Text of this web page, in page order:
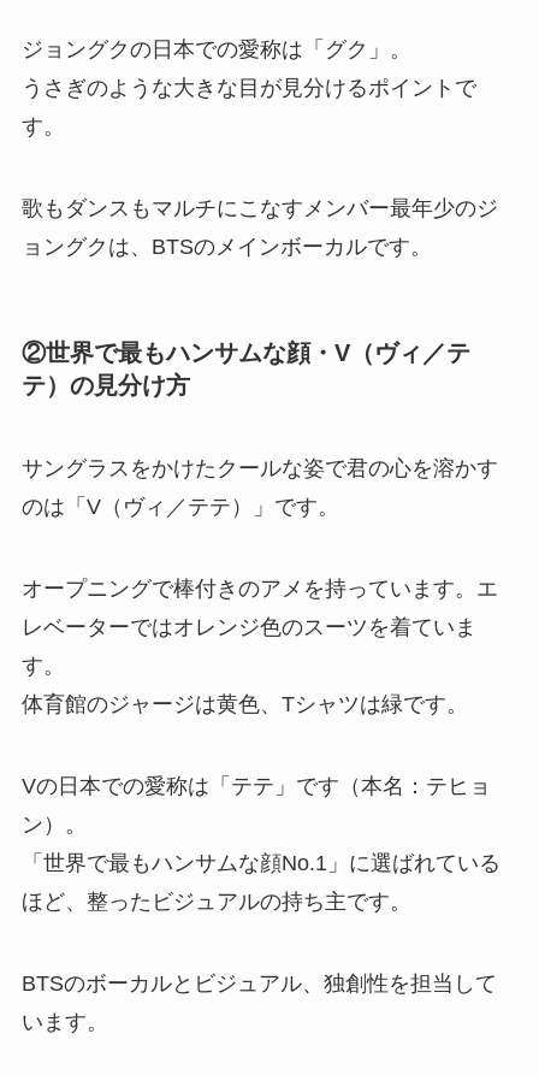
ジョングクの日本での愛称は「グク」。
うさぎのような大きな目が見分けるポイントで
す。
歌もダンスもマルチにこなすメンバー最年少のジ
ョングクは、BTSのメインボーカルです。
②世界で最もハンサムな顔・V（ヴィ／テ
テ）の見分け方
サングラスをかけたクールな姿で君の心を溶かす
のは「V（ヴィ／テテ）」です。
オープニングで棒付きのアメを持っています。エ
レベーターではオレンジ色のスーツを着ていま
す。
体育館のジャージは黄色、Tシャツは緑です。
Vの日本での愛称は「テテ」です（本名：テヒョ
ン）。
「世界で最もハンサムな顔No.1」に選ばれている
ほど、整ったビジュアルの持ち主です。
BTSのボーカルとビジュアル、独創性を担当して
います。